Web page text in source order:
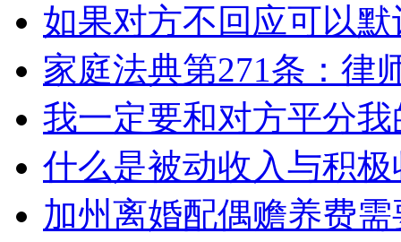
如果对方不回应可以
家庭法典第271条：律
我一定要和对方平分
什么是被动收入与积
加州离婚配偶赡养费